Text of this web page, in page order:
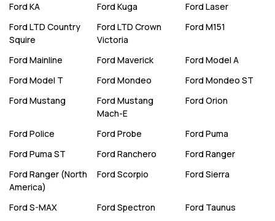
Ford KA Ford Kuga Ford Laser
Ford LTD Country
Squire
Ford LTD Crown
Victoria
Ford M151
Ford Mainline Ford Maverick Ford Model A
Ford Model T Ford Mondeo Ford Mondeo ST
Ford Mustang Ford Mustang
Mach-E
Ford Orion
Ford Police Ford Probe Ford Puma
Ford Puma ST Ford Ranchero Ford Ranger
Ford Ranger (North
America)
Ford Scorpio Ford Sierra
Ford S-MAX Ford Spectron Ford Taunus